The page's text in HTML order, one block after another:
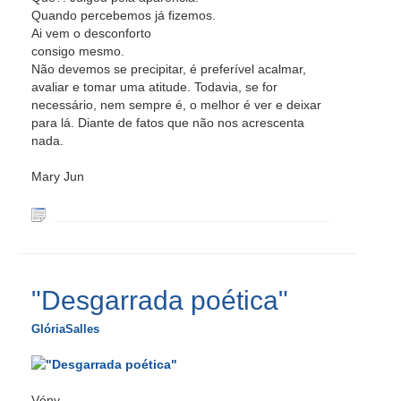
Quando percebemos já fizemos.
Ai vem o desconforto
consigo mesmo.
Não devemos se precipitar, é preferível acalmar,
avaliar e tomar uma atitude. Todavia, se for
necessário, nem sempre é, o melhor é ver e deixar
para lá. Diante de fatos que não nos acrescenta
nada.
Mary Jun
"Desgarrada poética"
GlóriaSalles